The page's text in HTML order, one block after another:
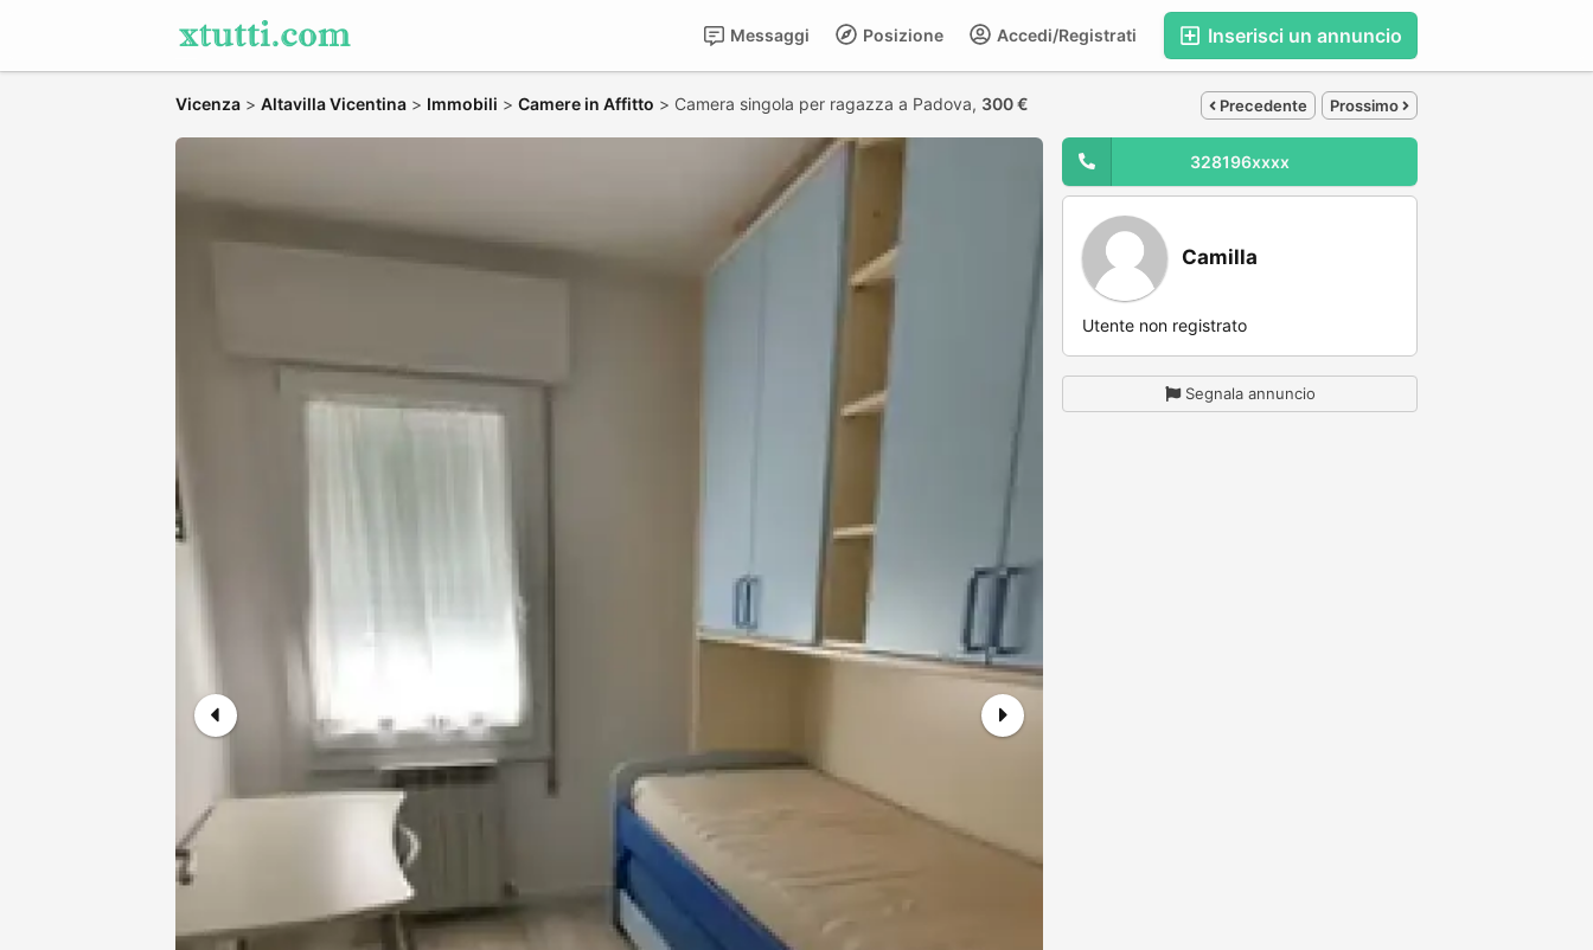
Inserisci un annuncio
Accedi/Registrati
Posizione
Messaggi
Vicenza > Altavilla Vicentina > Immobili > Camere in Affitto > Camera singola per ragazza a Padova, 300 € Precedente Prossimo
328196xxxx
Camilla
Utente non registrato
Segnala annuncio